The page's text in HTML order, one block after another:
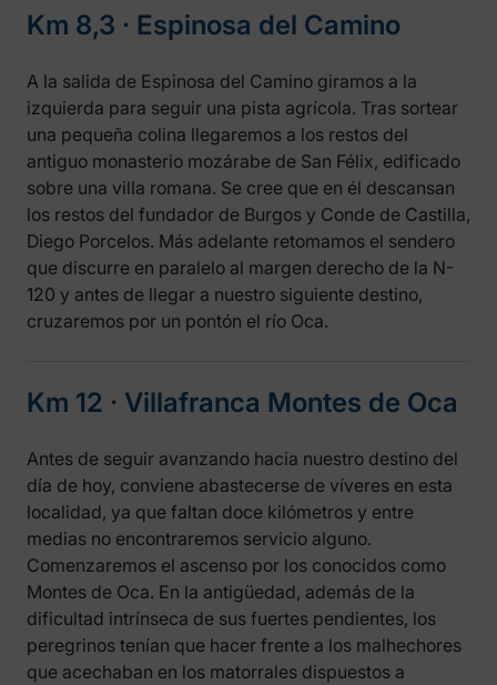
Km 8,3 ‧ Espinosa del Camino
A la salida de Espinosa del Camino giramos a la
izquierda para seguir una pista agrícola. Tras sortear
una pequeña colina llegaremos a los restos del
antiguo monasterio mozárabe de San Félix, edificado
sobre una villa romana. Se cree que en él descansan
los restos del fundador de Burgos y Conde de Castilla,
Diego Porcelos. Más adelante retomamos el sendero
que discurre en paralelo al margen derecho de la N-
120 y antes de llegar a nuestro siguiente destino,
cruzaremos por un pontón el río Oca.
Km 12 ‧ Villafranca Montes de Oca
Antes de seguir avanzando hacia nuestro destino del
día de hoy, conviene abastecerse de víveres en esta
localidad, ya que faltan doce kilómetros y entre
medias no encontraremos servicio alguno.
Comenzaremos el ascenso por los conocidos como
Montes de Oca. En la antigüedad, además de la
dificultad intrínseca de sus fuertes pendientes, los
peregrinos tenían que hacer frente a los malhechores
que acechaban en los matorrales dispuestos a